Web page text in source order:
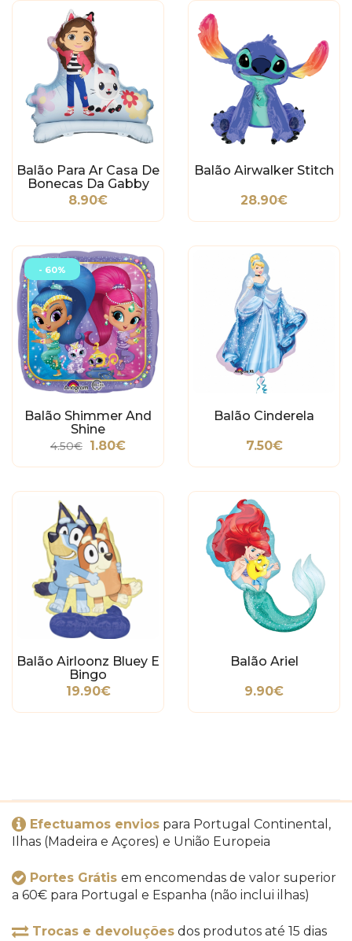
Balão Para Ar Casa De
Bonecas Da Gabby
8.90€
Balão Airwalker Stitch
28.90€
- 60%
Balão Shimmer And
Shine
4.50€ 1.80€
Balão Cinderela
7.50€
Balão Airloonz Bluey E
Bingo
19.90€
Balão Ariel
9.90€
Efectuamos envios para Portugal Continental,
Ilhas (Madeira e Açores) e União Europeia
Portes Grátis em encomendas de valor superior
a 60€ para Portugal e Espanha (não inclui ilhas)
Trocas e devoluções dos produtos até 15 dias